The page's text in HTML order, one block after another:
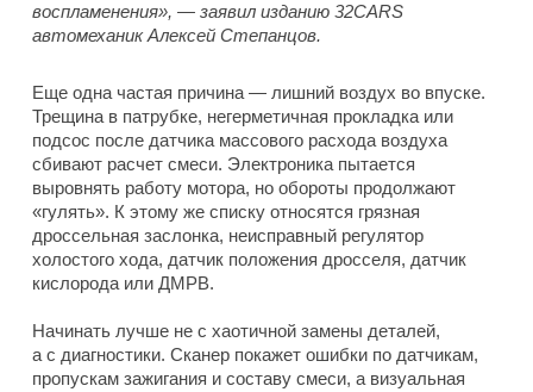
воспламенения», — заявил изданию 32CARS
автомеханик Алексей Степанцов.
Еще одна частая причина — лишний воздух во впуске.
Трещина в патрубке, негерметичная прокладка или
подсос после датчика массового расхода воздуха
сбивают расчет смеси. Электроника пытается
выровнять работу мотора, но обороты продолжают
«гулять». К этому же списку относятся грязная
дроссельная заслонка, неисправный регулятор
холостого хода, датчик положения дросселя, датчик
кислорода или ДМРВ.
Начинать лучше не с хаотичной замены деталей,
а с диагностики. Сканер покажет ошибки по датчикам,
пропускам зажигания и составу смеси, а визуальная